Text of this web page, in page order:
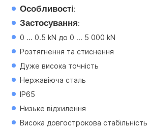
Особливості:
Застосування:
0 ... 0.5 kN до 0 ... 5 000 kN
Розтягнення та стиснення
Дуже висока точність
Нержавіюча сталь
IP65
Низьке відхилення
Висока довгострокова стабільність